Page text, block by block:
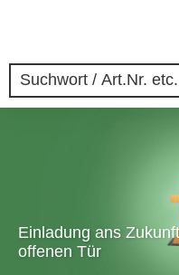
Einladung ans
offenen Tür